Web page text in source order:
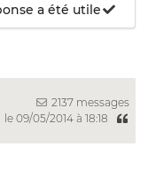
a été utile
2137 messages
le 09/05/2014 à 18:18